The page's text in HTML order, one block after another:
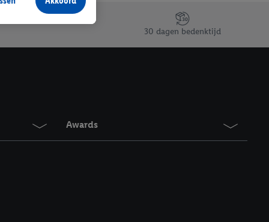
30 dagen bedenktijd
Awards
producten waarin je
te plaatsen
verschillende
kunnen worden
vergelijkbare
in te